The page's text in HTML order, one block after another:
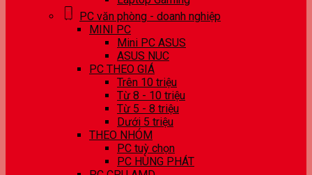
PC văn phòng - doanh nghiệp
MINI PC
Mini PC ASUS
ASUS NUC
PC THEO GIÁ
Trên 10 triệu
Từ 8 - 10 triệu
Từ 5 - 8 triệu
Dưới 5 triệu
THEO NHÓM
PC tuỳ chọn
PC HÙNG PHÁT